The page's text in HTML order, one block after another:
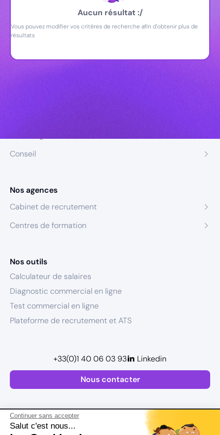
Continuer sans accepter
Salut c'est nous...
Aucun résultat :/
Vous pouvez modifier vos critères de recherche afin d'obtenir plus de
résultats
Conseil
Nos agences
Cabinet de recrutement
Centres de formation
Nos outils
Calculateur de salaires
Diagnostic commercial en ligne
Test commercial en ligne
Plateforme de recrutement et ATS
Nous contacter
+33(0)1 40 06 03 93 Linkedin